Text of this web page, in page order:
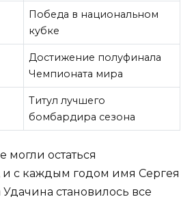
Победа в национальном
кубке
Достижение полуфинала
Чемпионата мира
Титул лучшего
бомбардира сезона
могли остаться
с каждым годом имя Сергея
становилось все